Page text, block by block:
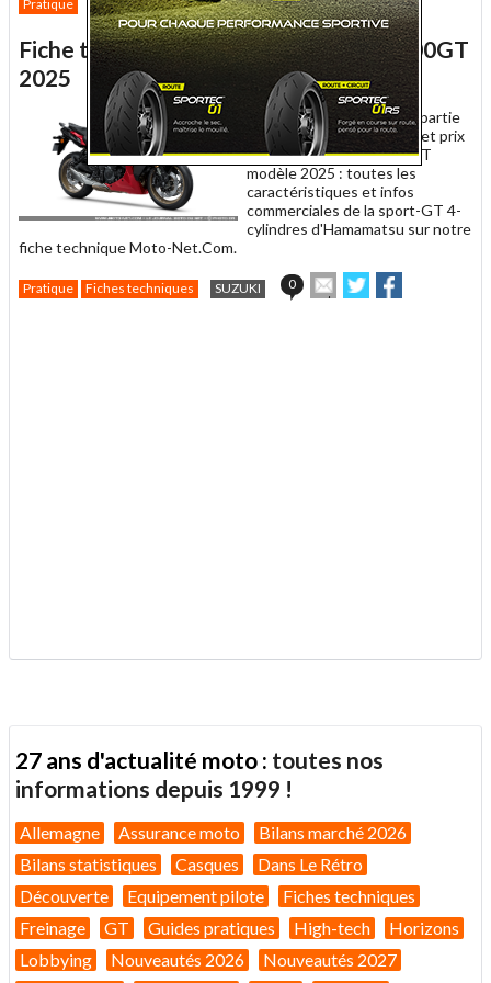
Pratique SUZUKI
cet
article
à
un
ami
sur
Twitter
sur
Facebook
Fiche technique moto Suzuki GSX-S1000GT
2025
21 janvier 2025 -Moteur, partie
cycle, dimensions, coloris et prix
de la Suzuki GSX-S1000GT
modèle 2025 : toutes les
caractéristiques et infos
commerciales de la sport-GT 4-
cylindres d'Hamamatsu sur notre
fiche technique Moto-Net.Com.
Pratique Fiches techniques SUZUKI 0
Envoyer
cet
Partager
sur sur
27 ans d'actualité moto : toutes nos
informations depuis 1999 !
Allemagne Assurance moto
Bilans marché 2026
Bilans statistiques
Casques
Dans Le Rétro
Découverte
Equipement pilote
Fiches techniques
Freinage
GT Guides pratiques High-tech
Horizons
Lobbying
Nouveautés 2026
Nouveautés 2027